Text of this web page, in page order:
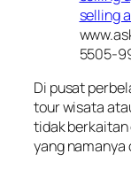
5505-
Di pusat
tour wisata
tidak berkaitan
yang namanya